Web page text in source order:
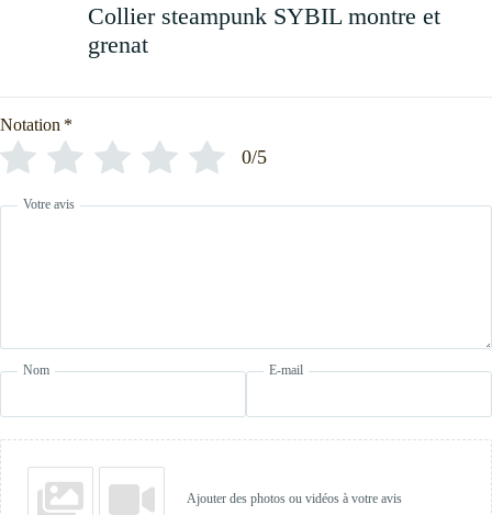
Collier steampunk SYBIL montre et
grenat
Notation *
0/5
Votre avis
Nom E-mail
Ajouter des photos ou vidéos à votre avis